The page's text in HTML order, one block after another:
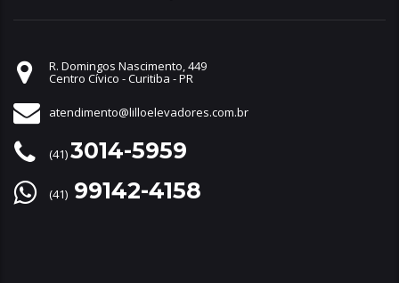
R. Domingos Nascimento, 449
Centro Cívico - Curitiba - PR
atendimento@lilloelevadores.com.br
(41)3014-5959
(41) 99142-4158